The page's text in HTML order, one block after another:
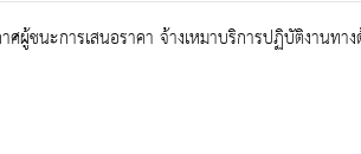
ผู้ชนะการเสนอราคา จ้างเหมาบริการปฏิบัติงานท